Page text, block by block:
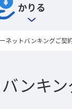
かりる
ネットバンキングご契
ンキ